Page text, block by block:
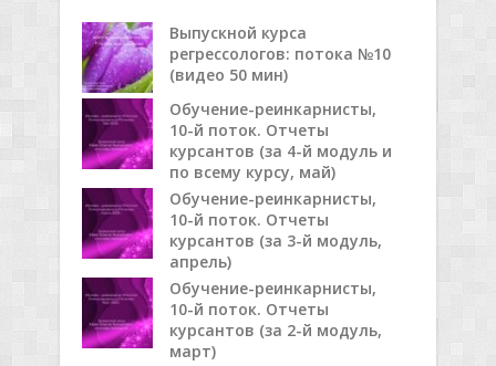
Выпускной курса
регрессологов: потока №10
(видео 50 мин)
Обучение-реинкарнисты,
10-й поток. Отчеты
курсантов (за 4-й модуль и
по всему курсу, май)
Обучение-реинкарнисты,
10-й поток. Отчеты
курсантов (за 3-й модуль,
апрель)
Обучение-реинкарнисты,
10-й поток. Отчеты
курсантов (за 2-й модуль,
март)